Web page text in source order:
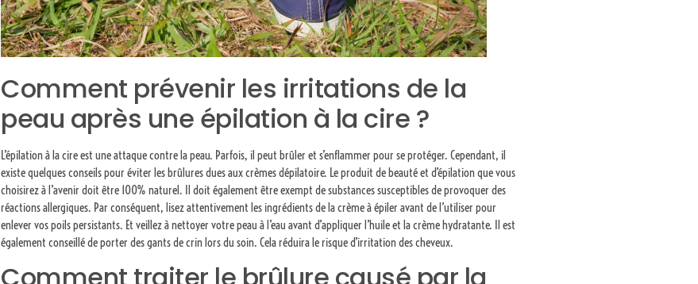
Comment prévenir les irritations de la
peau après une épilation à la cire ?
L’épilation à la cire est une attaque contre la peau. Parfois, il peut brûler et s’enflammer pour se protéger. Cependant, il
existe quelques conseils pour éviter les brûlures dues aux crèmes dépilatoire. Le produit de beauté et d’épilation que vous
choisirez à l’avenir doit être 100% naturel. Il doit également être exempt de substances susceptibles de provoquer des
réactions allergiques. Par conséquent, lisez attentivement les ingrédients de la crème à épiler avant de l’utiliser pour
enlever vos poils persistants. Et veillez à nettoyer votre peau à l’eau avant d’appliquer l’huile et la crème hydratante. Il est
également conseillé de porter des gants de crin lors du soin. Cela réduira le risque d’irritation des cheveux.